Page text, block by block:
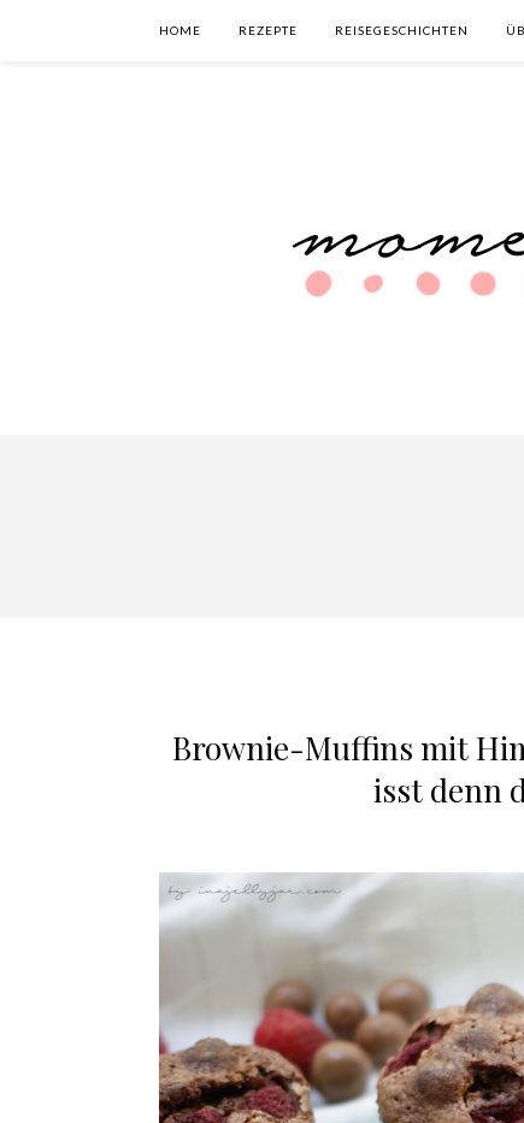
HOME REZEPTE REISEGESCHICHTEN
Brownie-Muffins mit
isst denn